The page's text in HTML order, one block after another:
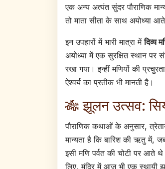
एक अन्य अत्यंत सुंदर पौराणिक
तो माता सीता के साथ अयोध्या
इन उपहारों में भारी मात्रा मेंदिव्य
अयोध्या में एक सुरक्षित स्थान पर
रखा गया। इन्हीं मणियों की
ऐश्वर्य का प्रतीक भी मानती है।
🎋 झूलन उत्सव:
पौराणिक कथाओं के अनुसार,
मान्यता है कि बारिश की ऋतु में,
इसी मणि पर्वत की चोटी पर आते
लिए, मंदिर में आज भी एक स्थायी